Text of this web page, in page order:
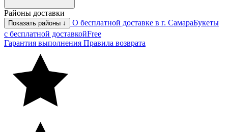
Районы доставки
Показать районы ↓ О бесплатной доставке в г. СамараБукеты
с бесплатной доставкойFree
Гарантия выполнения Правила возврата